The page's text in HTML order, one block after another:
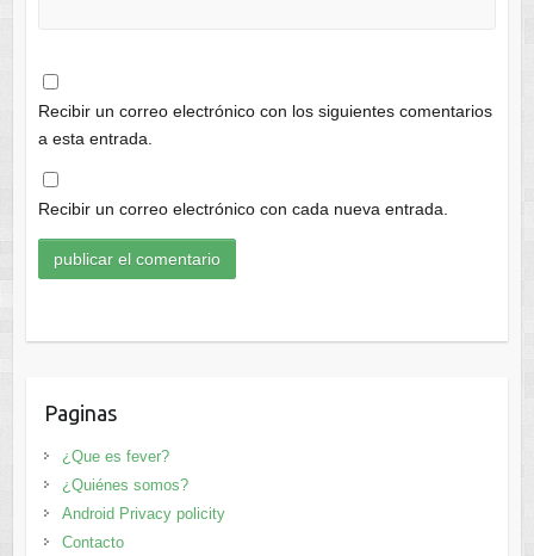
Recibir un correo electrónico con los siguientes comentarios
a esta entrada.
Recibir un correo electrónico con cada nueva entrada.
Paginas
¿Que es fever?
¿Quiénes somos?
Android Privacy policity
Contacto